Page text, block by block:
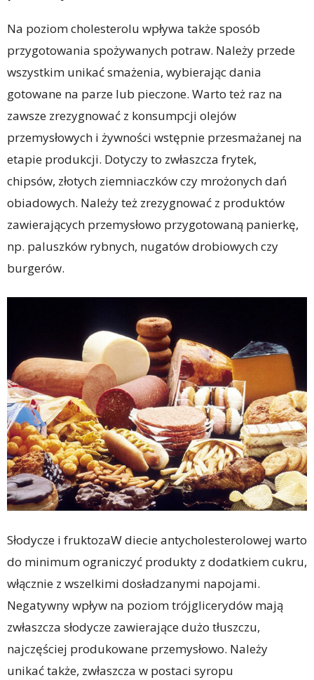
Na poziom cholesterolu wpływa także sposób
przygotowania spożywanych potraw. Należy przede
wszystkim unikać smażenia, wybierając dania
gotowane na parze lub pieczone. Warto też raz na
zawsze zrezygnować z konsumpcji olejów
przemysłowych i żywności wstępnie przesmażanej na
etapie produkcji. Dotyczy to zwłaszcza frytek,
chipsów, złotych ziemniaczków czy mrożonych dań
obiadowych. Należy też zrezygnować z produktów
zawierających przemysłowo przygotowaną panierkę,
np. paluszków rybnych, nugatów drobiowych czy
burgerów.
Słodycze i fruktozaW diecie antycholesterolowej warto
do minimum ograniczyć produkty z dodatkiem cukru,
włącznie z wszelkimi dosładzanymi napojami.
Negatywny wpływ na poziom trójglicerydów mają
zwłaszcza słodycze zawierające dużo tłuszczu,
najczęściej produkowane przemysłowo. Należy
unikać także, zwłaszcza w postaci syropu